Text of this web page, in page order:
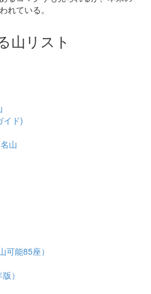
れている。
山リスト
イド)
山
可能85座）
）